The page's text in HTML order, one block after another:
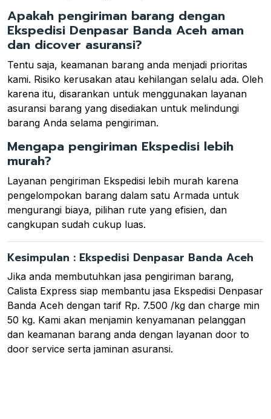
Apakah pengiriman barang dengan
Ekspedisi Denpasar Banda Aceh aman
dan dicover asuransi?
Tentu saja, keamanan barang anda menjadi prioritas
kami. Risiko kerusakan atau kehilangan selalu ada. Oleh
karena itu, disarankan untuk menggunakan layanan
asuransi barang yang disediakan untuk melindungi
barang Anda selama pengiriman.
Mengapa pengiriman Ekspedisi lebih
murah?
Layanan pengiriman Ekspedisi lebih murah karena
pengelompokan barang dalam satu Armada untuk
mengurangi biaya, pilihan rute yang efisien, dan
cangkupan sudah cukup luas.
Kesimpulan : Ekspedisi Denpasar Banda Aceh
Jika anda membutuhkan jasa pengiriman barang,
Calista Express siap membantu jasa Ekspedisi Denpasar
Banda Aceh dengan tarif Rp. 7.500 /kg dan charge min
50 kg. Kami akan menjamin kenyamanan pelanggan
dan keamanan barang anda dengan layanan door to
door service serta jaminan asuransi.